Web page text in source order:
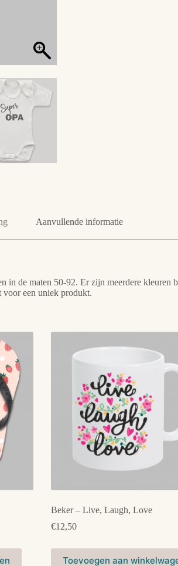
Aanvullende informatie
de maten 50-92. Er zijn meerdere
voor een uniek produkt.
Beker – Live, Laugh, Love
€12,50
Toevoegen aan